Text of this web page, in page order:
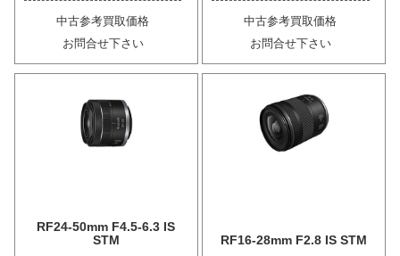
中古参考買取価格
お問合せ下さい
中古参考買取価格
お問合せ下さい
RF24-50mm F4.5-6.3 IS
STM
RF16-28mm F2.8 IS STM